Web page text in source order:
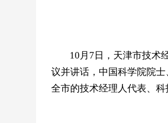
10月7日，天津市技术
议并讲话，中国科学院院
全市的技术经理人代表、科